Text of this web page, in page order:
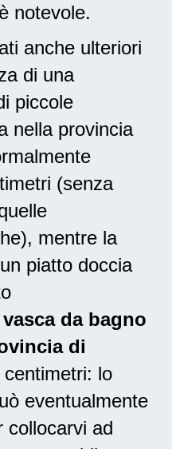
notevole.
anche ulteriori
di una
piccole
nella provincia
(senza
mentre la
piatto doccia
da bagno
di
lo
eventualmente
collocarvi ad